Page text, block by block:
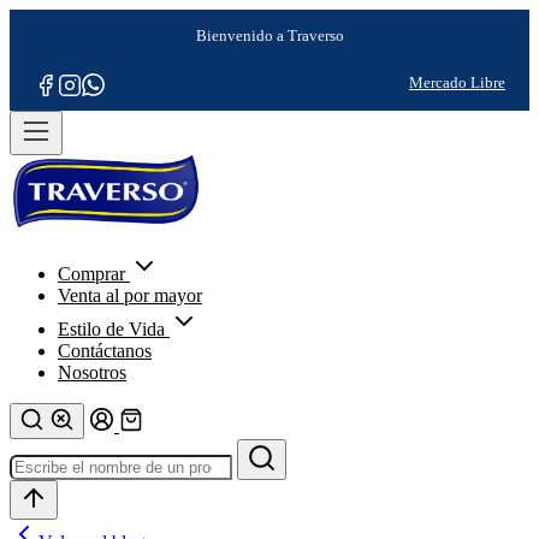
Comprar
Venta al por mayor
Estilo de Vida
Contáctanos
Nosotros